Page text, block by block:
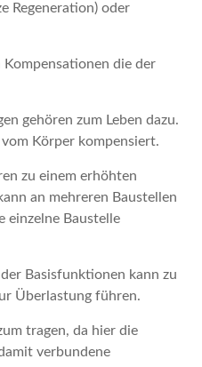
Regeneration) oder
die der
gehören zum Leben dazu.
Körper kompensiert.
zu einem erhöhten
an mehreren Baustellen
einzelne Baustelle
Basisfunktionen kann zu
Überlastung führen.
tragen, da hier die
verbundene